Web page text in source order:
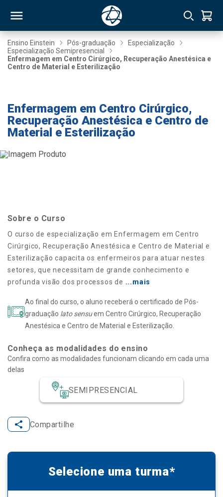
Ensino Einstein Pós-graduação
Especialização
Especialização Semipresencial
Enfermagem em Centro Cirúrgico, Recuperação Anestésica e
Centro de Material e Esterilização
Enfermagem em Centro Cirúrgico,
Recuperação Anestésica e Centro de
Material e Esterilização
Sobre o Curso
O curso de especialização em Enfermagem em Centro
Cirúrgico, Recuperação Anestésica e Centro de Material e
Esterilização capacita os enfermeiros para atuar nestes
setores, que necessitam de grande conhecimento e
profunda visão dos processos de ...mais
Ao final do curso, o aluno receberá o certificado de Pós-
graduação lato sensuem Centro Cirúrgico, Recuperação
Anestésica e Centro de Material e Esterilização.
Conheça as modalidades do ensino
SEMIPRESENCIAL
Confira como as modalidades funcionam clicando em cada uma
delas
Compartilhe
Selecione uma turma*